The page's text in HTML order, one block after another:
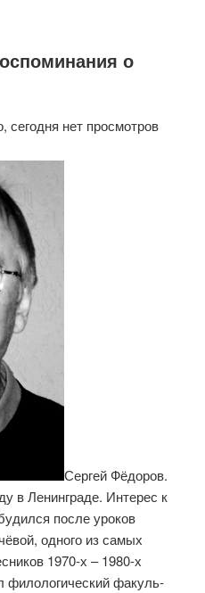
о
сегодня нет просмотров
Сергей Фёдоров.
в Ленинграде. Интерес к
по­сле уроков
одного из самых
1970-х – 1980-х
филологический факуль­